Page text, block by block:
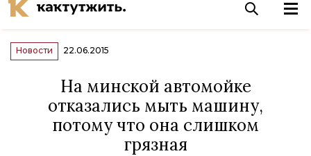
Новости 22.06.2015
На минской автомойке
отказались мыть машину,
потому что она слишком
грязная